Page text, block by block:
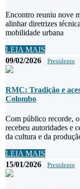
Encontro reuniu nove
alinhar diretrizes
mobilidade urbana
LEIA MAIS
09/02/2026
Presidente
RMC: Tradição e
Colombo
Com público recorde,
recebeu autoridades e
da cultura e da
LEIA MAIS
15/01/2026
Presidente